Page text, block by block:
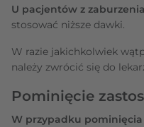
U pacjentów z
stosować niższe dawki.
W razie jakichkolwiek
należy zwrócić się do
Pominięcie
W przypadku